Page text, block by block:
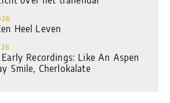
Heel Leven
Recordings: Like An Aspen
Smile, Cherlokalate